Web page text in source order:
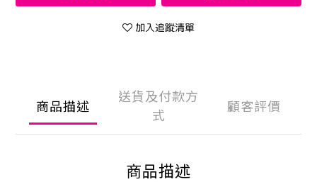
加入追蹤清單
商品描述
送貨及付款方
式
顧客評價
商品描述